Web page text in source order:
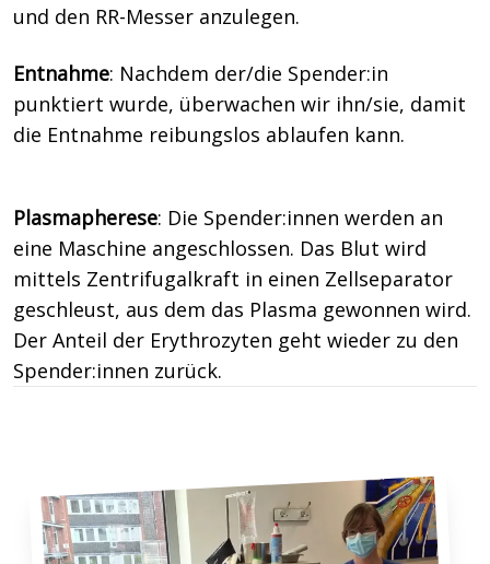
und den RR-Messer anzulegen.
Entnahme: Nachdem der/die Spender:in
punktiert wurde, überwachen wir ihn/sie, damit
die Entnahme reibungslos ablaufen kann.
Plasmapherese: Die Spender:innen werden an
eine Maschine angeschlossen. Das Blut wird
mittels Zentrifugalkraft in einen Zellseparator
geschleust, aus dem das Plasma gewonnen wird.
Der Anteil der Erythrozyten geht wieder zu den
Spender:innen zurück.